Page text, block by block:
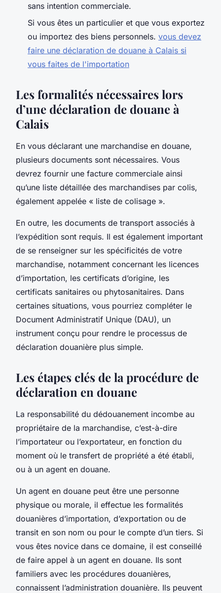
sans intention commerciale.
Si vous êtes un particulier et que vous exportez
ou importez des biens personnels. vous devez
faire une déclaration de douane à Calais si
vous faites de l'importation
Les formalités nécessaires lors
d’une déclaration de douane à
Calais
En vous déclarant une marchandise en douane,
plusieurs documents sont nécessaires. Vous
devrez fournir une facture commerciale ainsi
qu’une liste détaillée des marchandises par colis,
également appelée « liste de colisage ».
En outre, les documents de transport associés à
l’expédition sont requis. Il est également important
de se renseigner sur les spécificités de votre
marchandise, notamment concernant les licences
d’importation, les certificats d’origine, les
certificats sanitaires ou phytosanitaires. Dans
certaines situations, vous pourriez compléter le
Document Administratif Unique (DAU), un
instrument conçu pour rendre le processus de
déclaration douanière plus simple.
Les étapes clés de la procédure de
déclaration en douane
La responsabilité du dédouanement incombe au
propriétaire de la marchandise, c’est-à-dire
l’importateur ou l’exportateur, en fonction du
moment où le transfert de propriété a été établi,
ou à un agent en douane.
Un agent en douane peut être une personne
physique ou morale, il effectue les formalités
douanières d’importation, d’exportation ou de
transit en son nom ou pour le compte d’un tiers. Si
vous êtes novice dans ce domaine, il est conseillé
de faire appel à un agent en douane. Ils sont
familiers avec les procédures douanières,
connaissent l’administration douanière. Ils peuvent